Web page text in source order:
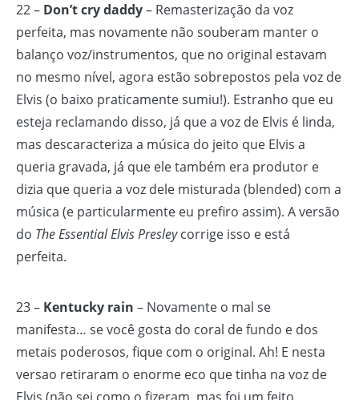
22 – Don’t cry daddy– Remasterização da voz
perfeita, mas novamente não souberam manter o
balanço voz/instrumentos, que no original estavam
no mesmo nível, agora estão sobrepostos pela voz de
Elvis (o baixo praticamente sumiu!). Estranho que eu
esteja reclamando disso, já que a voz de Elvis é linda,
mas descaracteriza a música do jeito que Elvis a
queria gravada, já que ele também era produtor e
dizia que queria a voz dele misturada (blended) com a
música (e particularmente eu prefiro assim). A versão
do The Essential Elvis Presleycorrige isso e está
perfeita.
23 – Kentucky rain – Novamente o mal se
manifesta… se você gosta do coral de fundo e dos
metais poderosos, fique com o original. Ah! E nesta
versao retiraram o enorme eco que tinha na voz de